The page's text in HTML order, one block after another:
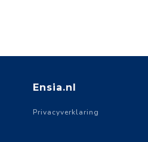
Ensia.nl
Privacyverklaring